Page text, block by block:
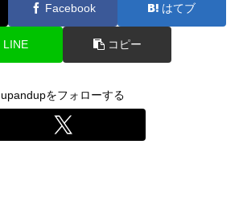
Facebook はてブ
LINE コピー
upandupをフォローする